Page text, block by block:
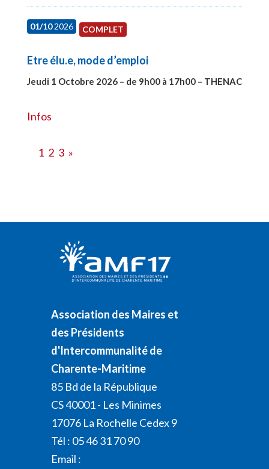
01/102026 COMPLET
Etre élu.e, mode d’emploi
Jeudi 1 Octobre 2026 – de 9h00 à 17h00 – THENAC
Infos
1 2 3 »
Association des Maires et
des Présidents
d'Intercommunalité de
Charente-Maritime
85 Bd de la République
CS 40001 - Les Minimes
17076 La Rochelle Cedex 9
Tél : 05 46 31 70 90
Email :